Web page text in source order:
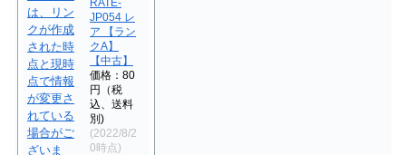
RATE-
JP054 レ
ア 【ラン
クA】
【中古】
価格：80
円（税
込、送料
別)
(2022/8/2
0時点)